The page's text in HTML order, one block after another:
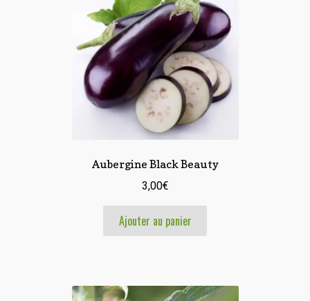
Aubergine Black Beauty
3,00€
Ajouter au panier